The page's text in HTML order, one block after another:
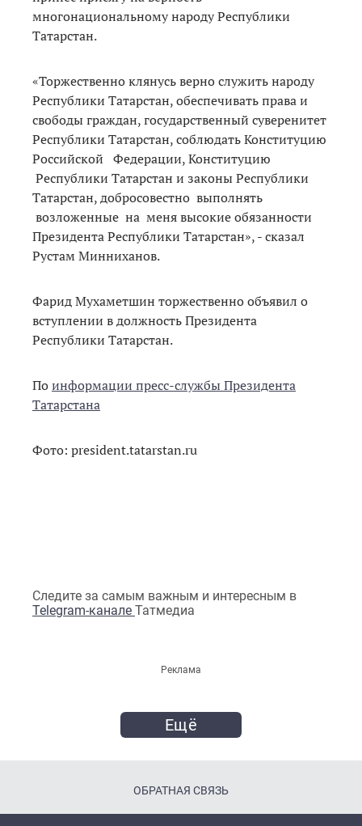
многонациональному народу Республики
Татарстан.
«Торжественно клянусь верно служить народу
Республики Татарстан, обеспечивать права и
свободы граждан, государственный суверенитет
Республики Татарстан, соблюдать Конституцию
Российской Федерации, Конституцию
Республики Татарстан и законы Республики
Татарстан, добросовестно выполнять
возложенные на меня высокие обязанности
Президента Республики Татарстан», - сказал
Рустам Минниханов.
Фарид Мухаметшин торжественно объявил о
вступлении в должность Президента
Республики Татарстан.
Поинформации пресс-службы Президента
Татарстана
Фото: president.tatarstan.ru
Следите за самым важным и интересным в
Telegram-канале Татмедиа
Реклама
Ещё
ОБРАТНАЯ СВЯЗЬ